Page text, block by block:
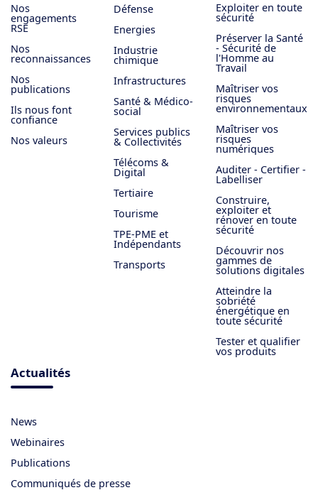
Nos
engagements
RSE
Nos
reconnaissances
Nos
publications
Ils nous font
confiance
Nos valeurs
Défense
Energies
Industrie
chimique
Infrastructures
Santé & Médico-
social
Services publics
& Collectivités
Télécoms &
Digital
Tertiaire
Tourisme
TPE-PME et
Indépendants
Transports
Exploiter en toute
sécurité
Préserver la Santé
- Sécurité de
l'Homme au
Travail
Maîtriser vos
risques
environnementaux
Maîtriser vos
risques
numériques
Auditer - Certifier -
Labelliser
Construire,
exploiter et
rénover en toute
sécurité
Découvrir nos
gammes de
solutions digitales
Atteindre la
sobriété
énergétique en
toute sécurité
Tester et qualifier
vos produits
Actualités
News
Webinaires
Publications
Communiqués de presse